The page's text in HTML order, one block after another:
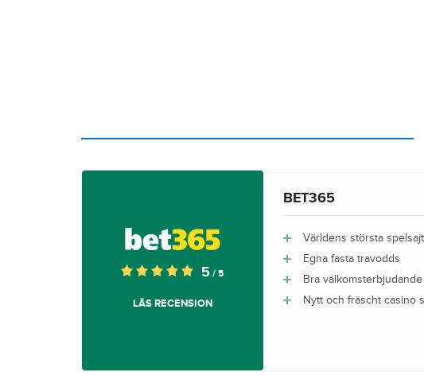
5 / 5
LÄS RECENSION
BET365
Världens största spelsajt
Egna fasta travodds
Bra välkomsterbjudande
Nytt och fräscht casino